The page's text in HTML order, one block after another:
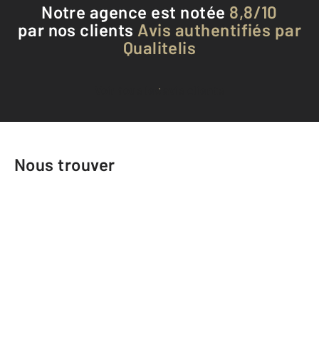
Notre agence est notée 8,8/10
par nos clients Avis authentifiés par
Qualitelis
Voir tous les avis clients
Nous trouver